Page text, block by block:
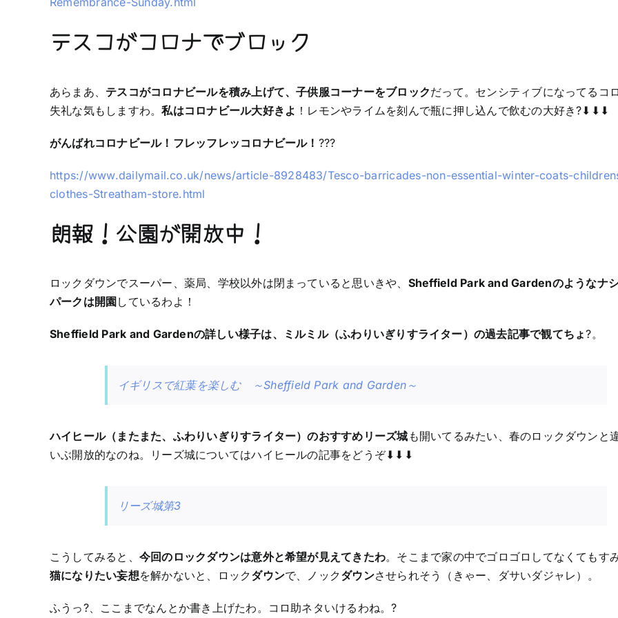
テスコがコロナでブロック
あらまあ、 テスコがコロナビールを積み上げて、子供服コーナーをブロックだって。センシティブになってるコ
失礼な気もしますわ。私はコロナビール大好きよ ！レモンやライムを刻んで瓶に押し込んで飲むの大好き?⬇︎⬇︎⬇︎
がんばれコロナビール！フレッフレッコロナビール！ ???
https://www.dailymail.co.uk/news/article-8928483/Tesco-barricades-non-essential-winter-coats-
clothes-Streatham-store.html
朗報！公園が開放中！
ロックダウンでスーパー、薬局、学校以外は閉まっていると思いきや、 Sheffield Park and Gardenのようなナ
パークは開園 しているわよ！
Sheffield Park and Gardenの詳しい様子は、ミルミル（ふわりいぎりすライター）の過去記事で観てちょ?。
イギリスで紅葉を楽しむ ～Sheffield Park and Garden～
ハイヒール（またまた、ふわりいぎりすライター）のおすすめリーズ城 も開いてるみたい、春のロックダウンと
いぶ開放的なのね。リーズ城についてはハイヒールの記事をどうぞ⬇︎⬇︎⬇︎
リーズ城第3
こうしてみると、 今回のロックダウンは意外と希望が見えてきたわ。そこまで家の中でゴロゴロしてなくてもすみ
猫になりたい妄想を解かないと、ロックダウンで、ノックダウンさせられそう（きゃー、ダサいダジャレ）。
ふうっ?、ここまでなんとか書き上げたわ。コロ助ネタいけるわね。?